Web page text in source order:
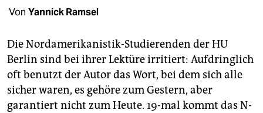
veranstaltungen
fragen & hilfe
unterstützen
abo
Von Yannick Ramsel
Die Nordamerikanistik-Studierenden der HU
Berlin sind bei ihrer Lektüre irritiert: Aufdringlich
oft benutzt der Autor das Wort, bei dem sich alle
sicher waren, es gehöre zum Gestern, aber
garantiert nicht zum Heute. 19-mal kommt das N-